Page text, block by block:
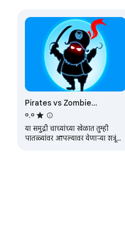
Pirates vs Zombie
Unblocked Game
०.०
या समुद्री चाच्यांच्या खेळात तुम्ही
पातळ्यांवर आपल्यावर येणाऱ्या शत्रूंचा